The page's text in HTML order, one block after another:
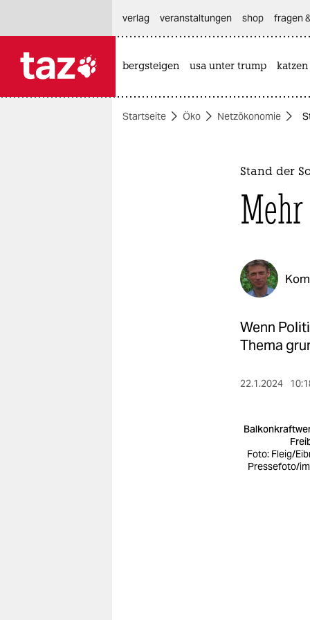
themen
verlag
veranstaltungen shop fragen
bergsteigen usa unter trump katzen
Startseite Öko Netzökonomie
Stand der
Wenn
Thema
22.1.2024
Foto: Fleig/
Pressefoto/